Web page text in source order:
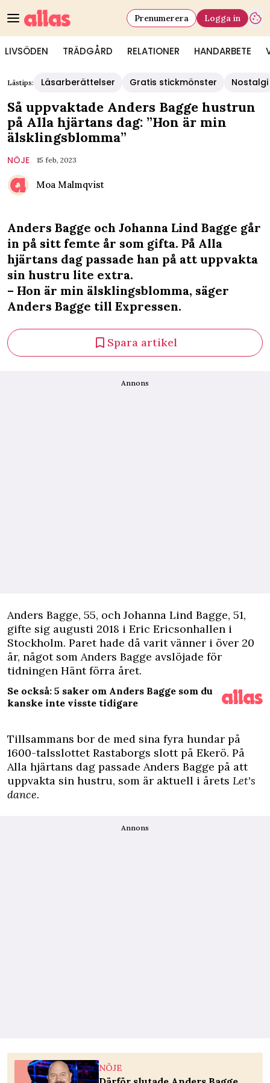
LIVSÖDEN TRÄDGÅRD RELATIONER HANDARBETE
Prenumerera Logga in
Lästips: Läsarberättelser Gratis stickmönster Nostalgi
Så uppvaktade Anders Bagge hustrun
på Alla hjärtans dag: ”Hon är min
älsklingsblomma”
NÖJE 15 feb, 2023
Moa Malmqvist
Anders Bagge och Johanna Lind Bagge går
in på sitt femte år som gifta. På Alla
hjärtans dag passade han på att uppvakta
sin hustru lite extra.
– Hon är min älsklingsblomma, säger
Anders Bagge till Expressen.
Spara artikel
Annons
Anders Bagge, 55, och Johanna Lind Bagge, 51,
gifte sig augusti 2018 i Eric Ericsonhallen i
Stockholm. Paret hade då varit vänner i över 20
år, något som Anders Bagge avslöjade för
tidningen Häntförra året.
Se också: 5 saker om Anders Bagge som du
kanske inte visste tidigare
Tillsammans bor de med sina fyra hundar på
1600-talsslottet Rastaborgs slott på Ekerö. På
Alla hjärtans dag passade Anders Bagge på att
uppvakta sin hustru, som är aktuell i årets Let's
dance.
Annons
NÖJE